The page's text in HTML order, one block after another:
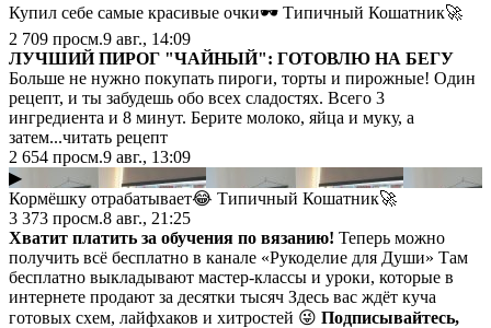
Купил себе самые красивые очки🕶️ Типичный Кошатник🚀
2 709 просм.9 авг., 14:09
ЛУЧШИЙ ПИРОГ "ЧАЙНЫЙ": ГОТОВЛЮ НА БЕГУ
Больше не нужно покупать пироги, торты и пирожные! Один
рецепт, и ты забудешь обо всех сладостях. Всего 3
ингредиента и 8 минут. Берите молоко, яйца и муку, а
затем...читать рецепт
2 654 просм.9 авг., 13:09
▶
Кормёшку отрабатывает😂 Типичный Кошатник🚀
3 373 просм.8 авг., 21:25
Хватит платить за обучения по вязанию! Теперь можно
получить всё бесплатно в канале «Рукоделие для Души» Там
бесплатно выкладывают мастер-классы и уроки, которые в
интернете продают за десятки тысяч Здесь вас ждёт куча
готовых схем, лайфхаков и хитростей 😜 Подписывайтесь,